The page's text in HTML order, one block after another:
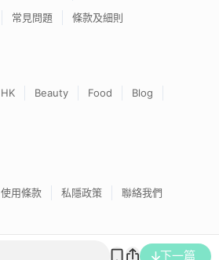
下一篇
常見問題 條款及細則
HK Beauty Food
Blog
使用條款 私隱政策 聯絡我們